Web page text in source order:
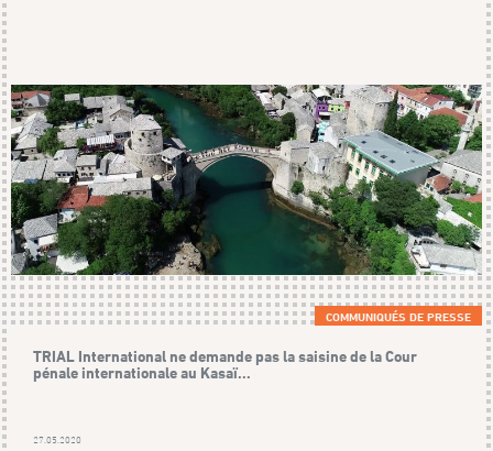
COMMUNIQUÉS DE PRESSE
TRIAL International ne demande pas la saisine de la Cour
pénale internationale au Kasaï...
27.05.2020